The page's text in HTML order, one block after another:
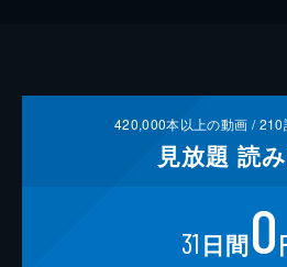
420,000本以上の動画 /210
見放題 読
31 日間0